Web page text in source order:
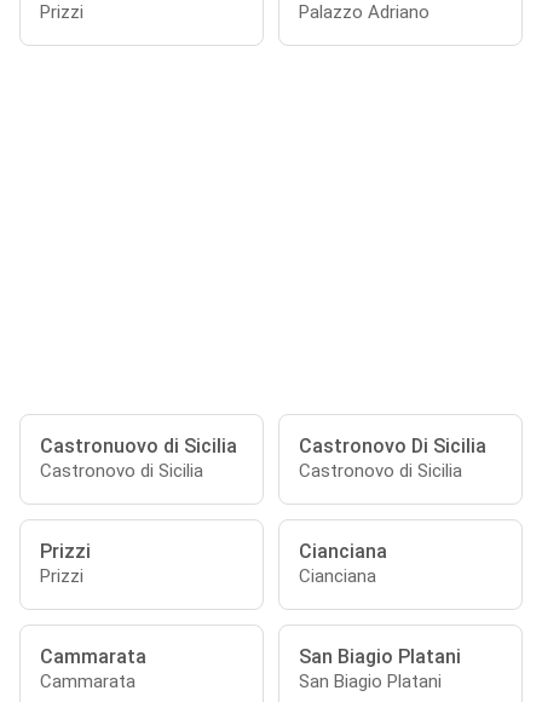
Prizzi Palazzo Adriano
Castronuovo di Sicilia
Castronovo di Sicilia
Castronovo Di Sicilia
Castronovo di Sicilia
Prizzi
Prizzi
Cianciana
Cianciana
Cammarata
Cammarata
San Biagio Platani
San Biagio Platani